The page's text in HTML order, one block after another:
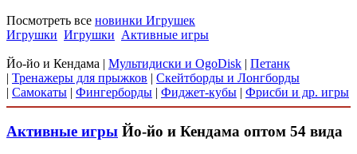
Посмотреть все новинки Игрушек
Игрушки Игрушки Активные игры
Йо-йо и Кендама | Мультидиски и OgoDisk | Петанк
| Тренажеры для прыжков | Скейтборды и Лонгборды
| Самокаты | Фингерборды | Фиджет-кубы | Фрисби и др. игры
Активные игры Йо-йо и Кендама оптом 54 вида